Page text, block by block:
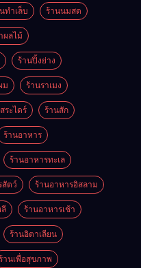
ทำเล็บ ร้านนมสด
ผลไม้
ร้านปิ้งย่าง
ม ร้านราเมง
ระไดร์ ร้านสัก
ร้านอาหาร
ร้านอาหารทะเล
สัตว์ ร้านอาหารอิสลาม
ร้านอาหารเช้า
ร้านอิตาเลียน
านเพื่อสุขภาพ